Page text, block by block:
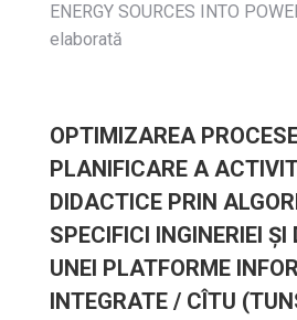
ENERGY SOURCES INTO
elaborată
OPTIMIZAREA
PLANIFICARE A
DIDACTICE PRIN
SPECIFICI INGINERIEI
UNEI PLATFORME
INTEGRATE / CÎTU